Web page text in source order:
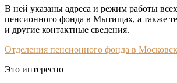
В ней указаны адреса и режим работы
пенсионного фонда в Мытищах, а также
и другие контактные сведения.
Отделения пенсионного фонда в
Это интересно